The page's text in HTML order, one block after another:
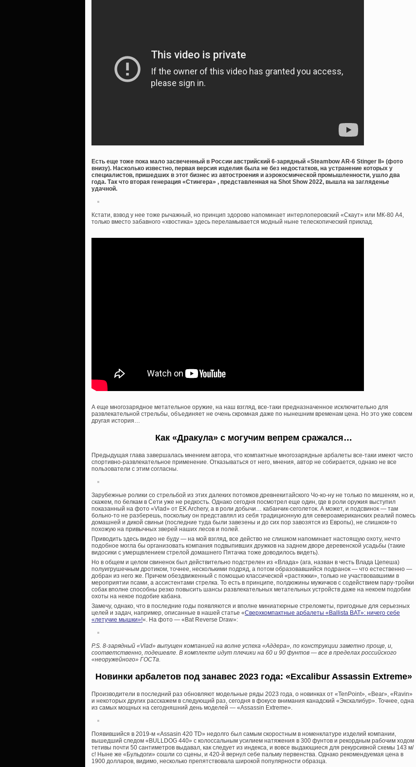
Есть еще тоже пока мало засвеченный в России австрийский 6-зарядный «Steambow AR-6 Stinger II» (фото
внизу). Насколько известно, первая версия изделия была не без недостатков, на устранение которых у
специалистов, пришедших в этот бизнес из автостроения и аэрокосмической промышленности, ушло два
года. Так что вторая генерация «Стингера» , представленная на Shot Show 2022, вышла на загляденье
удачной.
Кстати, взвод у нее тоже рычажный, но принцип здорово напоминает интерлоперовский «Скаут» или МК-80 А4,
только вместо забавного «хвостика» здесь переламывается модный ныне телескопический приклад.
А еще многозарядное метательное оружие, на наш взгляд, все-таки предназначенное исключительно для
развлекательной стрельбы, объединяет не очень скромная даже по нынешним временам цена. Но это уже совсем
другая история…
Как «Дракула» с могучим вепрем сражался…
Предыдущая глава завершалась мнением автора, что компактные многозарядные арбалеты все-таки имеют чисто
спортивно-развлекательное применение. Отказываться от него, мнения, автор не собирается, однако не все
пользователи с этим согласны.
Зарубежные ролики со стрельбой из этих далеких потомков древнекитайского Чо-ко-ну не только по мишеням, но и,
скажем, по белкам в Сети уже не редкость. Однако сегодня посмотрел еще один, где в роли оружия выступил
показанный на фото «Vlad» от EK Archery, а в роли добычи… кабанчик-сеголеток. А может, и подсвинок — там
больно-то не разберешь, поскольку он представлял из себя традиционную для североамериканских реалий помесь
домашней и дикой свиньи (последние туда были завезены и до сих пор завозятся из Европы), не слишком-то
похожую на привычных зверей наших лесов и полей.
Приводить здесь видео не буду — на мой взгляд, все действо не слишком напоминает настоящую охоту, нечто
подобное могла бы организовать компания подвыпивших дружков на заднем дворе деревенской усадьбы (такие
видосики с умерщвлением стрелой домашнего Пятачка тоже доводилось видеть).
Но в общем и целом свиненок был действительно подстрелен из «Влада» (ага, назван в честь Влада Цепеша)
полуигрушечным дротиком, точнее, несколькими подряд, а потом образовавшийся подранок — что естественно —
добран из него же. Причем обездвиженный с помощью классической «растяжки», только не участвовавшими в
мероприятии псами, а ассистентами стрелка. То есть в принципе, полдюжины мужичков с содействием пару-тройки
собак вполне способны резко повысить шансы развлекательных метательных устройств даже на некоем подобии
охоты на некое подобие кабана.
Замечу, однако, что в последние годы появляются и вполне миниатюрные стрелометы, пригодные для серьезных
целей и задач, например, описанные в нашей статье «Сверхкомпактные арбалеты «Ballista BAT»: ничего себе
«летучие мышки»!«. На фото — «Bat Reverse Draw»:
P.S. 8-зарядный «Vlad» выпущен компанией на волне успеха «Аддера», по конструкции заметно проще, и,
соответственно, подешевле. В комплекте идут плечики на 60 и 90 фунтов — все в пределах российского
«неоружейного» ГОСТа.
Новинки арбалетов под занавес 2023 года: «Excalibur Assassin Extreme»
Производители в последний раз обновляют модельные ряды 2023 года, о новинках от «TenPoint», «Bear», «Ravin»
и некоторых других расскажем в следующий раз, сегодня в фокусе внимания канадский «Экскалибур». Точнее, одна
из самых мощных на сегодняшний день моделей — «Assassin Extreme».
Появившийся в 2019-м «Assasin 420 TD» недолго был самым скоростным в номенклатуре изделий компании,
вышедший следом «BULLDOG 440» с колоссальным усилием натяжения в 300 фунтов и рекордным рабочим ходом
тетивы почти 50 сантиметров выдавал, как следует из индекса, и вовсе выдающиеся для рекурсивной схемы 143 м/
с! Ныне же «Бульдоги» сошли со сцены, и 420-й вернул себе пальму первенства. Однако рекомендуемая цена в
1900 долларов, видимо, несколько препятствовала широкой популярности образца.